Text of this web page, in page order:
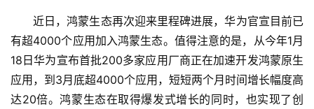
近日，鸿蒙生态再次迎来里程碑进展，华为官宣目前已
有超4000个应用加入鸿蒙生态。值得注意的是，从今年1月
18日华为宣布首批200多家应用厂商正在加速开发鸿蒙原生
应用，到3月底超4000个应用，短短两个月时间增长幅度高
达20倍。鸿蒙生态在取得爆发式增长的同时，也实现了创